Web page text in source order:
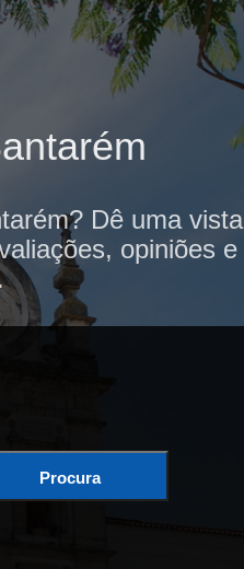
Dê uma vista
opiniões e
Procura